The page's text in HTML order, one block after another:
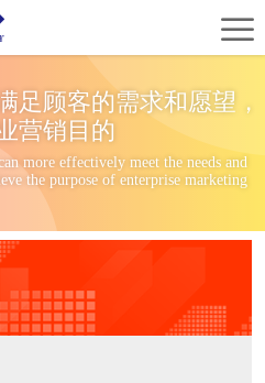
足顾客的需求和愿望，
营销目的
more effectively meet the needs and
the purpose of enterprise marketing